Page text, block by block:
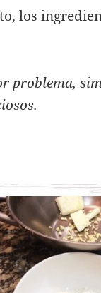
los
problema,